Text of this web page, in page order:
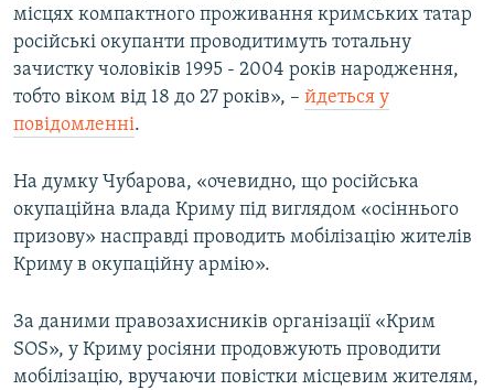
місцях компактного проживання кримських татар
російські окупанти проводитимуть тотальну
зачистку чоловіків 1995 - 2004 років народження,
тобто віком від 18 до 27 років», – йдеться у
повідомленні.
На думку Чубарова, «очевидно, що російська
окупаційна влада Криму під виглядом «осіннього
призову» насправді проводить мобілізацію жителів
Криму в окупаційну армію».
За даними правозахисників організації «Крим
SOS», у Криму росіяни продовжують проводити
мобілізацію, вручаючи повістки місцевим жителям,